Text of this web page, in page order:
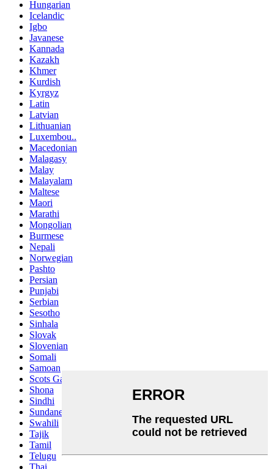
Hungarian
Icelandic
Igbo
Javanese
Kannada
Kazakh
Khmer
Kurdish
Kyrgyz
Latin
Latvian
Lithuanian
Luxembou..
Macedonian
Malagasy
Malay
Malayalam
Maltese
Maori
Marathi
Mongolian
Burmese
Nepali
Norwegian
Pashto
Persian
Punjabi
Serbian
Sesotho
Sinhala
Slovak
Slovenian
Somali
Samoan
Scots Gaelic
Shona
Sindhi
Sundanese
Swahili
Tajik
Tamil
Telugu
Thai